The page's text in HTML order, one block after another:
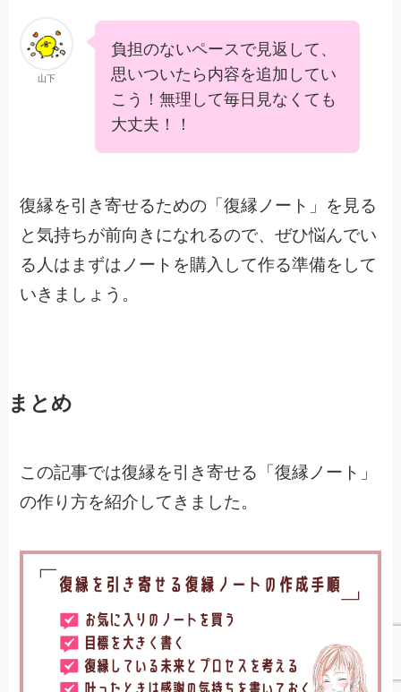
山下
負担のないペースで見返して、
思いついたら内容を追加してい
こう！無理して毎日見なくても
大丈夫！！
復縁を引き寄せるための「復縁ノート」を見る
と気持ちが前向きになれるので、ぜひ悩んでい
る人はまずはノートを購入して作る準備をして
いきましょう。
まとめ
この記事では復縁を引き寄せる「復縁ノート」
の作り方を紹介してきました。